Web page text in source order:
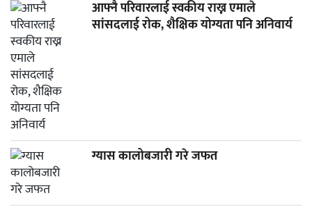
आफ्नै परिवारलाई स्वकीय राख्न एमाले
सांसदलाई रोक, शैक्षिक योग्यता पनि अनिवार्य
ग्यास कालोबजारी गरे जफत